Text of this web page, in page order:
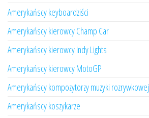
Amerykańscy keyboardziści
Amerykańscy kierowcy Champ Car
Amerykańscy kierowcy Indy Lights
Amerykańscy kierowcy MotoGP
Amerykańscy kompozytorzy muzyki rozrywkowej
Amerykańscy koszykarze